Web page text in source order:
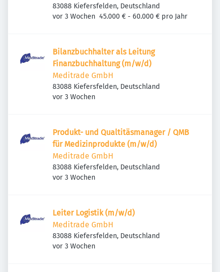
83088 Kiefersfelden, Deutschland
Veröffentlicht
vor 3 Wochen 45.000 € - 60.000 € pro Jahr
Bilanzbuchhalter als Leitung
Finanzbuchhaltung (m/w/d)
Meditrade GmbH
83088 Kiefersfelden, Deutschland
Veröffentlicht
vor 3 Wochen
Produkt- und Qualtitäsmanager / QMB
für Medizinprodukte (m/w/d)
Meditrade GmbH
83088 Kiefersfelden, Deutschland
Veröffentlicht
vor 3 Wochen
Leiter Logistik (m/w/d)
Meditrade GmbH
83088 Kiefersfelden, Deutschland
Veröffentlicht
vor 3 Wochen